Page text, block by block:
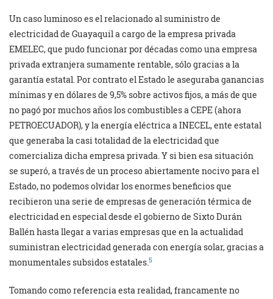
Un caso luminoso es el relacionado al sumi­nistro de
electricidad de Guayaquil a cargo de la empresa privada
EMELEC, que pudo funcionar por décadas como una empresa
privada ex­tranjera sumamente rentable, sólo gracias a la
garantía estatal. Por contrato el Estado le aseguraba ganancias
mínimas y en dólares de 9,5% sobre activos fijos, a más de que
no pagó por muchos años los com­bustibles a CEPE (ahora
PETROECUADOR), y la energía eléctrica a INECEL, ente estatal
que generaba la casi totalidad de la electricidad que
comercializa dicha empresa privada. Y si bien esa situación
se superó, a través de un proceso abiertamente nocivo para el
Estado, no podemos olvidar los enormes beneficios que
recibieron una serie de empresas de generación térmica de
electricidad en especial desde el gobierno de Sixto Durán
Ballén hasta llegar a varias empresas que en la actualidad
suministran electricidad generada con energía solar, gracias a
monumentales subsidos estatales.5
Tomando como referencia esta realidad, francamente no